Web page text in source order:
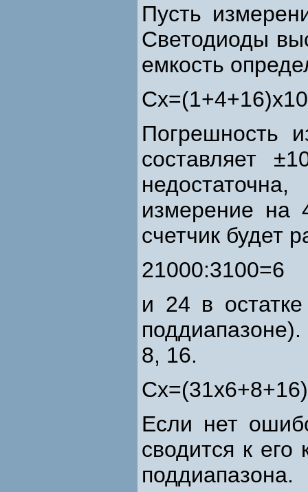
Пусть
Светодиоды
емкость
Погрешность
составляет
измерение на
счетчик будет
21000:3100=6
и 24 в
8, 16.
Если нет
сводится к его
поддиапазона.